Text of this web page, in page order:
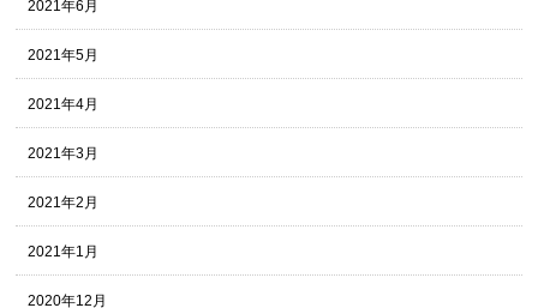
2021年6月
2021年5月
2021年4月
2021年3月
2021年2月
2021年1月
2020年12月